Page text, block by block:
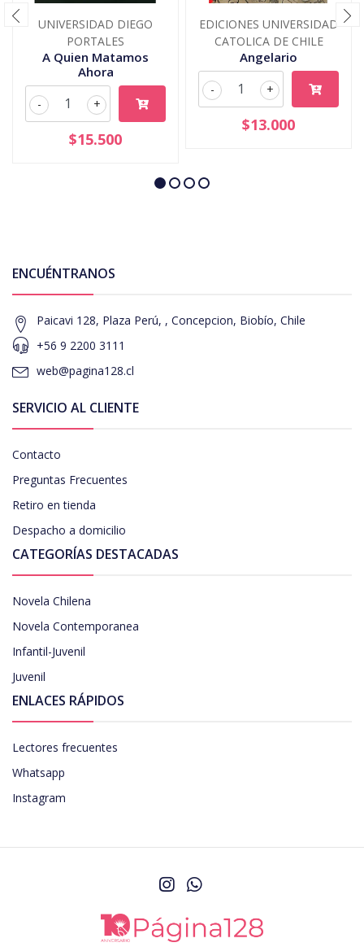
UNIVERSIDAD DIEGO
PORTALES
A Quien Matamos
Ahora
+
-
$15.500
EDICIONES UNIVERSIDAD
CATOLICA DE CHILE
Angelario
+
-
$13.000
ENCUÉNTRANOS
Paicavi 128, Plaza Perú, , Concepcion, Biobío, Chile
+56 9 2200 3111
web@pagina128.cl
SERVICIO AL CLIENTE
Contacto
Preguntas Frecuentes
Retiro en tienda
Despacho a domicilio
CATEGORÍAS DESTACADAS
Novela Chilena
Novela Contemporanea
Infantil-Juvenil
Juvenil
ENLACES RÁPIDOS
Lectores frecuentes
Whatsapp
Instagram